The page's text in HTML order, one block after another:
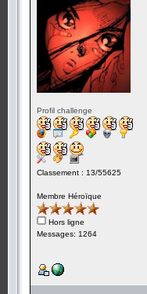
Profil challenge
Classement : 13/55625
Membre Héroïque
Hors ligne
Messages: 1264